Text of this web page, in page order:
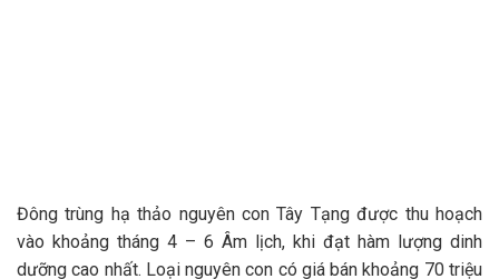
Đông trùng hạ thảo nguyên con Tây Tạng được thu hoạch
vào khoảng tháng 4 – 6 Âm lịch, khi đạt hàm lượng dinh
dưỡng cao nhất. Loại nguyên con có giá bán khoảng 70 triệu